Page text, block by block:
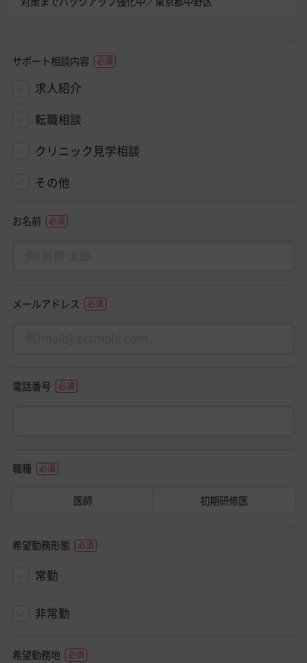
サポート相談内容
求人紹介
転職相談
クリニック見学相談
その他
お名前
メールアドレス
電話番号
職種
医師 初期研修医
希望勤務形態
常勤
非常勤
希望勤務地